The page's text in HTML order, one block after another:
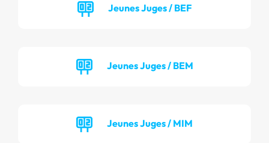
Jeunes Juges / BEF
Jeunes Juges / BEM
Jeunes Juges / MIM